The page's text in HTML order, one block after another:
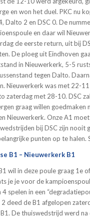
en won het duel. PKC nu
Dalto 2 en DSC 0. De
en daar wil
de eerste return, uit bij
De ploeg uit Eindhoven
in Nieuwerkerk, 5-5
tegen Dalto.
Nieuwerkerk was met 22-
zaterdag met 28-10. DSC
graag willen goedmaken
Nieuwerkerk. Onze A1
bij DSC zijn nooit
punten op te halen.
B1 – Nieuwerkerk B1
wil in deze poule graag 1e
je je voor de
spelen in een
deed de B1 afgelopen
De thuiswedstrijd werd na